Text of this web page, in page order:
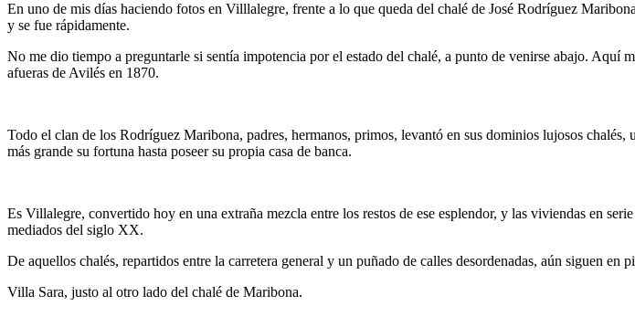
En uno de mis días haciendo fotos en Villlalegre, frente a lo que queda del chalé de José Rodríguez
y se fue rápidamente.
No me dio tiempo a preguntarle si sentía impotencia por el estado del chalé, a punto de venirse abajo.
afueras de Avilés en 1870.
Todo el clan de los Rodríguez Maribona, padres, hermanos, primos, levantó en sus dominios lujosos
más grande su fortuna hasta poseer su propia casa de banca.
Es Villalegre, convertido hoy en una extraña mezcla entre los restos de ese esplendor, y las viviendas en
mediados del siglo XX.
De aquellos chalés, repartidos entre la carretera general y un puñado de calles desordenadas, aún siguen en
Villa Sara, justo al otro lado del chalé de Maribona.